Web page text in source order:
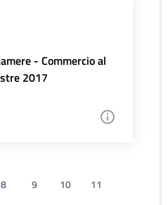
- Commercio al
2017
8 9 10
11